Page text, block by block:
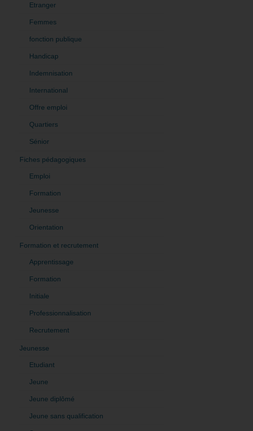
Etranger
Femmes
fonction publique
Handicap
Indemnisation
International
Offre emploi
Quartiers
Sénior
Fiches pédagogiques
Emploi
Formation
Jeunesse
Orientation
Formation et recrutement
Apprentissage
Formation
Initiale
Professionnalisation
Recrutement
Jeunesse
Etudiant
Jeune
Jeune diplômé
Jeune sans qualification